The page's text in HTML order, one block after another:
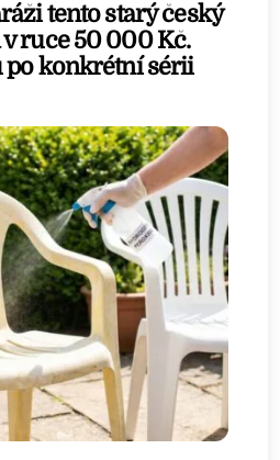
tento starý český
ruce 50 000 Kč.
po konkrétní sérii